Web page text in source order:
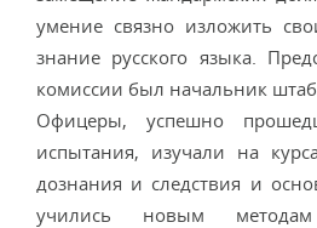
умение связно изложить
знание русского языка.
комиссии был начальник
Офицеры, успешно
испытания, изучали на
дознания и следствия и
учились новым